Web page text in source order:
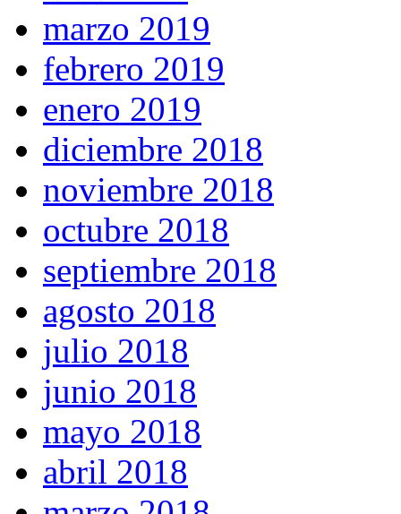
marzo 2019
febrero 2019
enero 2019
diciembre 2018
noviembre 2018
octubre 2018
septiembre 2018
agosto 2018
julio 2018
junio 2018
mayo 2018
abril 2018